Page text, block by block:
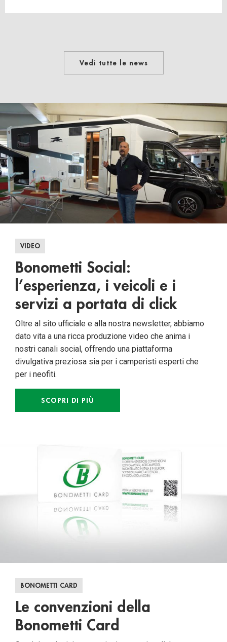
Vedi tutte le news
VIDEO
Bonometti Social:
l’esperienza, i veicoli e i
servizi a portata di click
Oltre al sito ufficiale e alla nostra newsletter, abbiamo
dato vita a una ricca produzione video che anima i
nostri canali social, offrendo una piattaforma
divulgativa preziosa sia per i camperisti esperti che
per i neofiti.
SCOPRI DI PIÙ
BONOMETTI CARD
Le convenzioni della
Bonometti Card